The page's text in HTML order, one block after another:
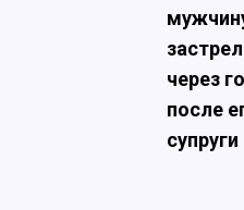
через
после
супруги